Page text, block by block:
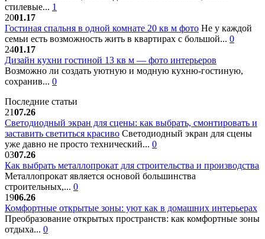
стилевые... 1
2001.17
Гостиная спальня в одной комнате 20 кв м фото Не у каждой
семьи есть возможность жить в квартирах с большой... 0
2401.17
Дизайн кухни гостиной 13 кв м — фото интерьеров
Возможно ли создать уютную и модную кухню-гостиную,
сохранив... 0
Последние статьи
2107.26
Светодиодный экран для сцены: как выбрать, смонтировать и
заставить светиться красиво Светодиодный экран для сцены
уже давно не просто технический... 0
0307.26
Как выбрать металлопрокат для строительства и производства
Металлопрокат является основой большинства
строительных,... 0
1906.26
Комфортные открытые зоны: уют как в домашних интерьерах
Преобразование открытых пространств: как комфортные зоны
отдыха... 0